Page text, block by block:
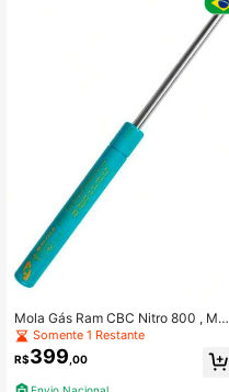
Mola Gás Ram CBC Nitro 800 , Mon
tenegro G2 GII , Special Peã Reposi
ção Original 60kg
Somente 1 Restante
R$399 ,00
Envio Nacional